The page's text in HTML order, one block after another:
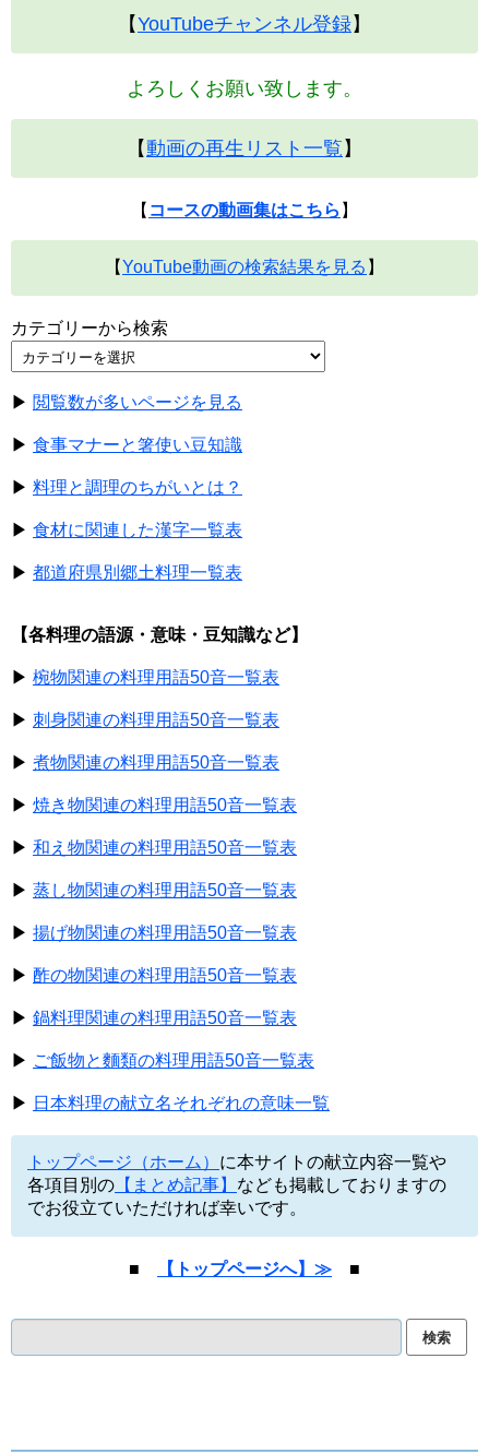
【YouTubeチャンネル登録】
よろしくお願い致します。
【動画の再生リスト一覧 】
【 コースの動画集はこちら 】
【YouTube動画の検索結果を見る 】
カテゴリーから検索
▶ 閲覧数が多いページを見る
▶ 食事マナーと箸使い豆知識
▶ 料理と調理のちがいとは？
▶ 食材に関連した漢字一覧表
▶ 都道府県別郷土料理一覧表
【各料理の語源・意味・豆知識など】
▶ 椀物関連の料理用語50音一覧表
▶ 刺身関連の料理用語50音一覧表
▶ 煮物関連の料理用語50音一覧表
▶ 焼き物関連の料理用語50音一覧表
▶ 和え物関連の料理用語50音一覧表
▶ 蒸し物関連の料理用語50音一覧表
▶ 揚げ物関連の料理用語50音一覧表
▶ 酢の物関連の料理用語50音一覧表
▶ 鍋料理関連の料理用語50音一覧表
▶ ご飯物と麵類の料理用語50音一覧表
▶ 日本料理の献立名それぞれの意味一覧
トップページ（ホーム） に本サイトの献立内容一覧や
各項目別の 【まとめ記事】 なども掲載しておりますの
でお役立ていただければ幸いです。
■ 【トップページへ】≫ ■